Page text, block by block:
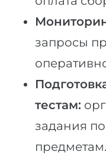
запросы
тестам:
задания
предметам.